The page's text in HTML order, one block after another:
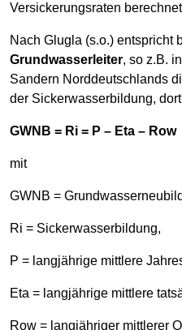
Versickerungsraten
Nach Glugla (s.o.) entspricht
Grundwasserleiter, so z.B.
Sandern Norddeutschlands
der Sickerwasserbildung,
GWNB = Ri = P – Eta – Row
mit
GWNB =
Ri = Sickerwasserbildung,
P = langjährige mittlere
Eta = langjährige mittlere
Row = langjähriger mittlerer